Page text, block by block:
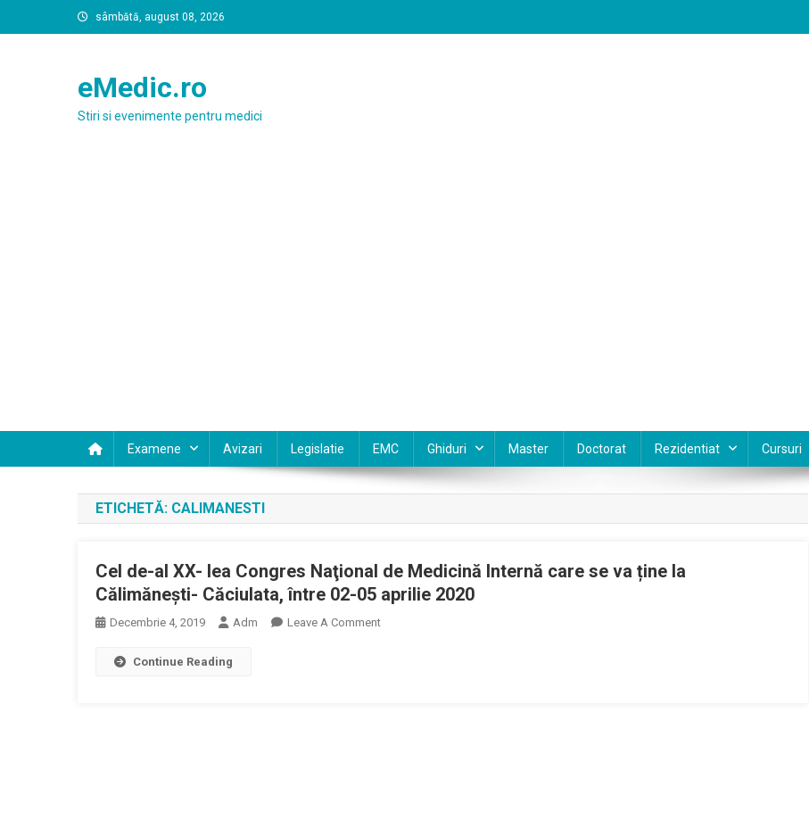
to
sâmbătă, august 08, 2026
eMedic.ro
Stiri si evenimente pentru medici
Examene Avizari Legislatie EMC Ghiduri Master Doctorat Rezidentiat Cursuri
ETICHETĂ: CALIMANESTI
Cel de-al XX- lea Congres Naţional de Medicină Internă care se va ține la
Călimăneşti- Căciulata, între 02-05 aprilie 2020
Decembrie 4, 2019 Adm Leave A CommentOn
Continue Reading